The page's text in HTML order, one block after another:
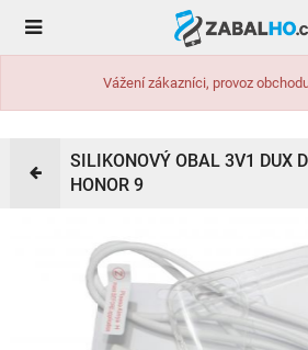
Vážení zákazníci, provoz
SILIKONOVÝ OBAL 3V1 DUX
HONOR 9